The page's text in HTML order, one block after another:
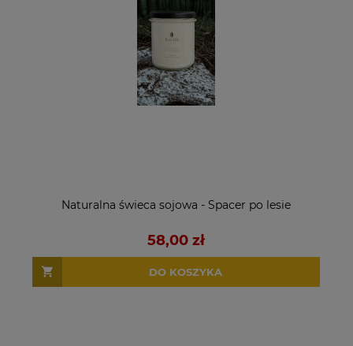
Naturalna świeca sojowa - Spacer po lesie
58,00 zł
DO KOSZYKA